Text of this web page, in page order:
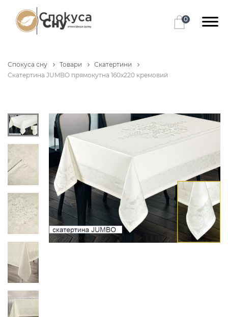
0
Спокуса сну Товари
Скатертини
Скатертина JUMBO прямокутна 160x220 кремовий